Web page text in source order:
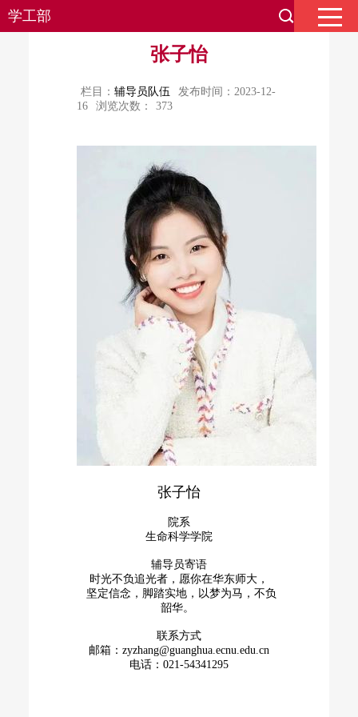
学工部
张子怡
栏目： 辅导员队伍
发布时间：2023-12-
16
浏览次数： 373
张子怡
院系
生命科学学院
辅导员寄语
时光不负追光者，愿你在华东师大，
坚定信念，脚踏实地，以梦为马，不负
韶华。
联系方式
邮箱：zyzhang@guanghua.ecnu.edu.cn
电话：021-54341295